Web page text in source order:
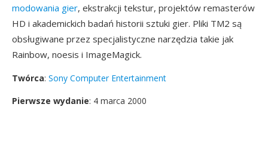
modowania gier, ekstrakcji tekstur, projektów remasterów
HD i akademickich badań historii sztuki gier. Pliki TM2 są
obsługiwane przez specjalistyczne narzędzia takie jak
Rainbow, noesis i ImageMagick.
Twórca: Sony Computer Entertainment
Pierwsze wydanie: 4 marca 2000